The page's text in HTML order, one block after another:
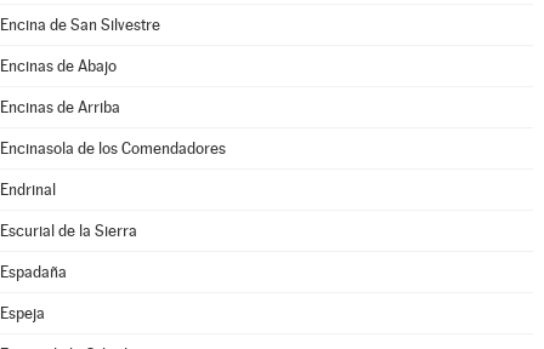
Encina de San Silvestre
Encinas de Abajo
Encinas de Arriba
Encinasola de los Comendadores
Endrinal
Escurial de la Sierra
Espadaña
Espeja